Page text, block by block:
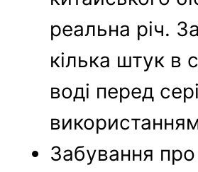
реальна річ.
кілька штук в
воді перед
Забування